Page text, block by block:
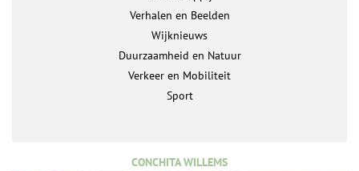
Verhalen en Beelden
Wijknieuws
Duurzaamheid en Natuur
Verkeer en Mobiliteit
Sport
CONCHITA WILLEMS